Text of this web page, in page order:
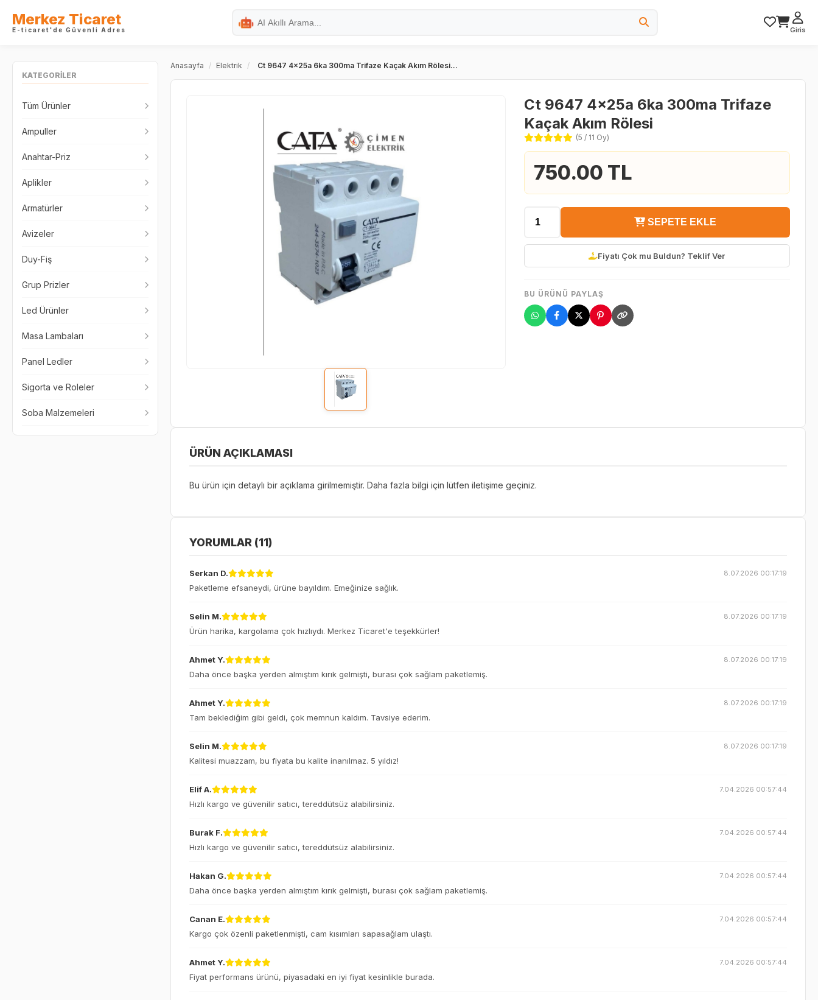
Merkez Ticaret
E-ticaret'de Güvenli Adres Giris
KATEGORİLER
Tüm Ürünler
Ampuller
Anahtar-Priz
Aplikler
Armatürler
Avizeler
Duy-Fiş
Grup Prizler
Led Ürünler
Masa Lambaları
Panel Ledler
Sigorta ve Roleler
Soba Malzemeleri
Anasayfa / Elektrik / Ct 9647 4x25a 6ka 300ma Trifaze Kaçak Akım Rölesi...
Ct 9647 4x25a 6ka 300ma Trifaze
Kaçak Akım Rölesi
(5 / 11 Oy)
750.00 TL
SEPETE EKLE
Fiyatı Çok mu Buldun? Teklif Ver
BU ÜRÜNÜ PAYLAŞ
ÜRÜN AÇIKLAMASI
Bu ürün için detaylı bir açıklama girilmemiştir. Daha fazla bilgi için lütfen iletişime geçiniz.
YORUMLAR (11)
Serkan D. 8.07.2026 00:17:19
Paketleme efsaneydi, ürüne bayıldım. Emeğinize sağlık.
Selin M. 8.07.2026 00:17:19
Ürün harika, kargolama çok hızlıydı. Merkez Ticaret'e teşekkürler!
Ahmet Y. 8.07.2026 00:17:19
Daha önce başka yerden almıştım kırık gelmişti, burası çok sağlam paketlemiş.
Ahmet Y. 8.07.2026 00:17:19
Tam beklediğim gibi geldi, çok memnun kaldım. Tavsiye ederim.
Selin M. 8.07.2026 00:17:19
Kalitesi muazzam, bu fiyata bu kalite inanılmaz. 5 yıldız!
Elif A. 7.04.2026 00:57:44
Hızlı kargo ve güvenilir satıcı, tereddütsüz alabilirsiniz.
Burak F. 7.04.2026 00:57:44
Hızlı kargo ve güvenilir satıcı, tereddütsüz alabilirsiniz.
Hakan G. 7.04.2026 00:57:44
Daha önce başka yerden almıştım kırık gelmişti, burası çok sağlam paketlemiş.
Canan E. 7.04.2026 00:57:44
Kargo çok özenli paketlenmişti, cam kısımları sapasağlam ulaştı.
Ahmet Y. 7.04.2026 00:57:44
Fiyat performans ürünü, piyasadaki en iyi fiyat kesinlikle burada.